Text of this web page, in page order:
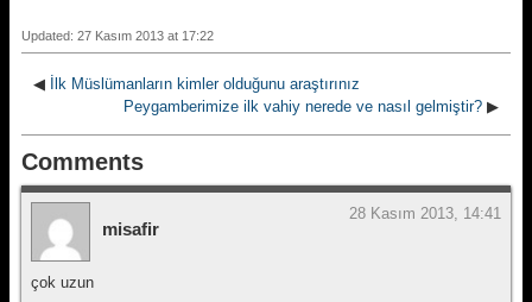
Updated: 27 Kasım 2013 at 17:22
◀
İlk Müslümanların kimler olduğunu araştırınız
Peygamberimize ilk vahiy nerede ve nasıl gelmiştir? ▶
Comments
misafir
28 Kasım 2013, 14:41
çok uzun